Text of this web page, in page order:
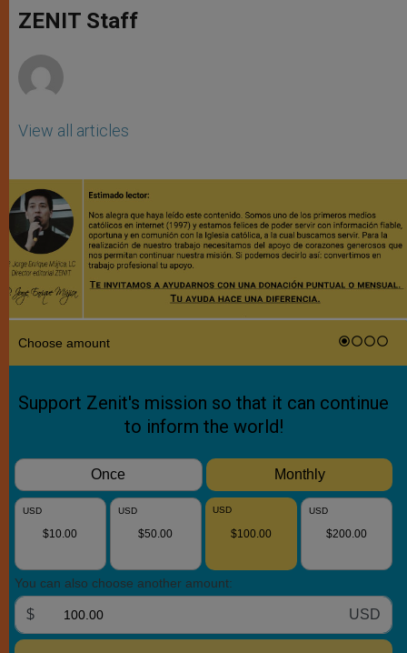
p
p
g
e
o
k
ZENIT Staff
View all articles